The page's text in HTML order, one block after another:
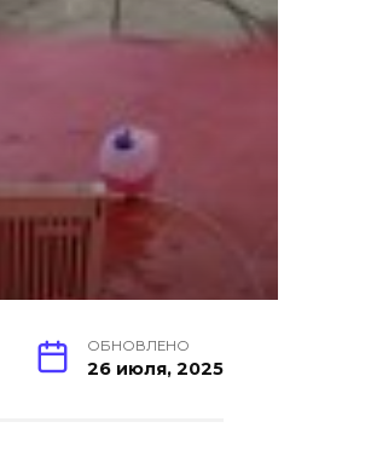
ОБНОВЛЕНО
26 июля, 2025